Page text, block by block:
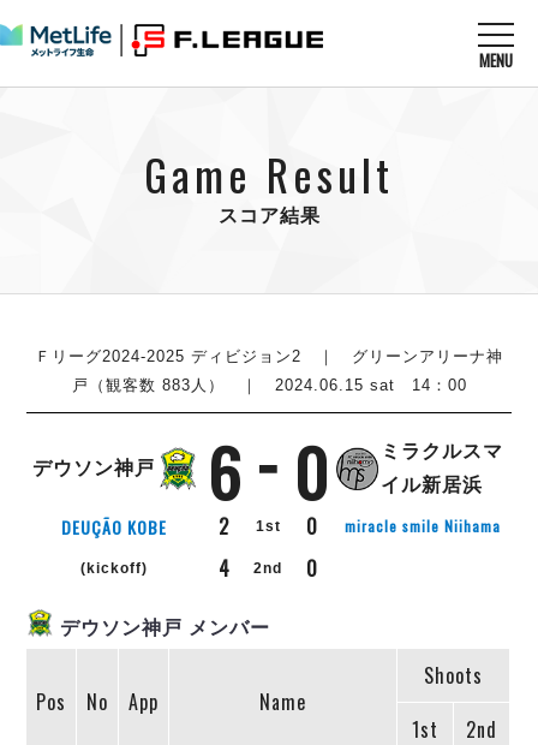
MENU
すべてのニュース
U-23選抜
チケット
メディア情報
その他
試合を観る MATCHES
順位表
戦績表
警告・退場・出場停止選手
個人ランキング｜ゴール
個人ランキング｜シュート
個人ランキング｜シュート成功率
メットライフ生命Ｆ２リーグ
順位表
エスポラーダ北海道
フウガドールすみだ
立川アスレティックFC
ペスカドーラ町田
ボアルース長野
シュライカー大阪
チケットを買う TICKET
アリーナ情報 ARENA
リーグ概要 ABOUT US
リーグ概要
大会概要
過去の記録 ARCHIVE
過去の試合記録
プロジェクト PROJECT
Game Result
スコア結果
Ｆリーグ2024-2025 ディビジョン2
｜ グリーンアリーナ神
戸（観客数 883人） ｜ 2024.06.15 sat 14：00
デウソン神戸 6 0
ミラクルスマ
イル新居浜
DEUÇÃO KOBE 2 1st 0 miracle smile Niihama
(kickoff) 4 2nd
0
デウソン神戸 メンバー
Pos No App Name
Shoots
1st
2nd